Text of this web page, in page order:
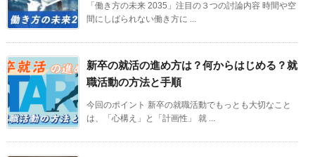
「働き方の未来 2035」注目の３つの討論内容 時間や空
間にしばられない働き方に ...
新卒の就活の進め方は？何からはじめる？就
職活動の方法と手順
今回のポイント 新卒の就職活動でもっとも大切なこと
は、「心構え」と「計画性」 就 ...